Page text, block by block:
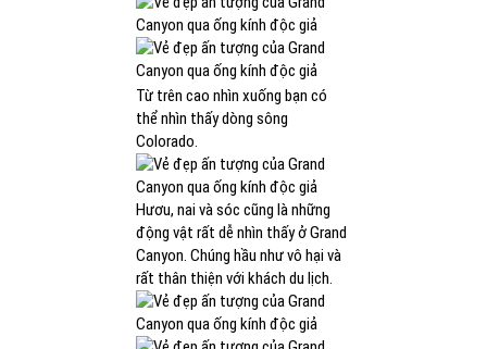
Từ trên cao nhìn xuống bạn có
thể nhìn thấy dòng sông
Colorado.
Hươu, nai và sóc cũng là những
động vật rất dễ nhìn thấy ở Grand
Canyon. Chúng hầu như vô hại và
rất thân thiện với khách du lịch.